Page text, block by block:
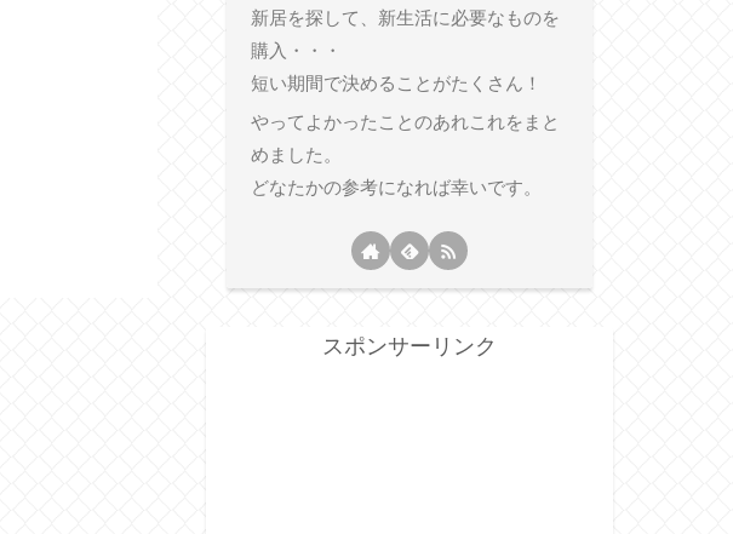
新居を探して、新生活に必要なものを
購入・・・
短い期間で決めることがたくさん！
やってよかったことのあれこれをまと
めました。
どなたかの参考になれば幸いです。
スポンサーリンク